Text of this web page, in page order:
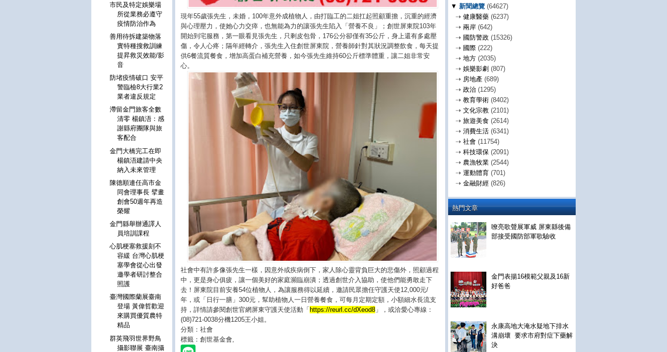
▼ 新聞總覽 (64627)
⇢ 健康醫藥 (6237)
⇢ 兩岸 (642)
⇢ 國防警政 (15326)
⇢ 國際 (222)
⇢ 地方 (2035)
⇢ 娛樂影劇 (807)
⇢ 房地產 (689)
⇢ 政治 (1295)
⇢ 教育學術 (8402)
⇢ 文化宗教 (2101)
⇢ 旅遊美食 (2614)
⇢ 消費生活 (6341)
⇢ 社會 (11754)
⇢ 科技環保 (2091)
⇢ 農漁牧業 (2544)
⇢ 運動體育 (701)
⇢ 金融財經 (826)
熱門文章
嘹亮歌聲展軍威 屏東縣後備
部接受國防部軍歌驗收
金門表揚16模範父親及16新
好爸爸
永康高地大淹水疑地下排水
溝崩壞 要求市府對症下藥解
決
現年55歲張先生，未婚，100年意外成植物人，由打臨工的二姐扛起照顧重擔，沉重的經濟
與心理壓力，使她心力交瘁，也無能為力的讓張先生陷入「營養不良」；創世屏東院103年
開始到宅服務，第一眼看見張先生，只剩皮包骨，176公分卻僅有35公斤，身上還有多處壓
傷，令人心疼；隔年經轉介，張先生入住創世屏東院，營養師針對其狀況調整飲食，每天提
供6餐流質餐食，增加高蛋白補充營養，如今張先生維持60公斤標準體重，讓二姐非常安
心。
社會中有許多像張先生一樣，因意外或疾病倒下，家人除心靈背負巨大的悲傷外，照顧過程
中，更是身心俱疲，讓一個美好的家庭瀕臨崩潰；透過創世介入協助，使他們能勇敢走下
去！屏東院目前安養54位植物人，為讓服務得以延續，邀請民眾擔任守護天使12,000元/
年，或「日行一膳」300元，幫助植物人一日營養餐食，可每月定期定額，小額細水長流支
持，詳情請參閱創世官網屏東守護天使活動「https://reurl.cc/dXeod8 」，或洽愛心專線：
(08)721-0038分機1205王小姐。
分類：社會
標籤：創世基金會
市民及特定娛樂場
所從業務必遵守
疫情防治作為
善用待拆建築物落
實特種搜救訓練
提昇救災效能/影
音
防堵疫情破口 安平
警臨檢8大行業2
業者違反規定
滯留金門旅客全數
清零 楊鎮浯：感
謝縣府團隊與旅
客配合
金門大橋完工在即
楊鎮浯建請中央
納入未來管理
陳德順連任高市金
同會理事長 擘畫
創會50週年再造
榮耀
金門縣舉辦通譯人
員培訓課程
心肌梗塞救援刻不
容緩 台灣心肌梗
塞學會從心出發
邀學者研討整合
照護
臺灣國際蘭展臺南
登場 黃偉哲歡迎
來購買優質農特
精品
群英飛羽世界野鳥
攝影聯展 臺南攝